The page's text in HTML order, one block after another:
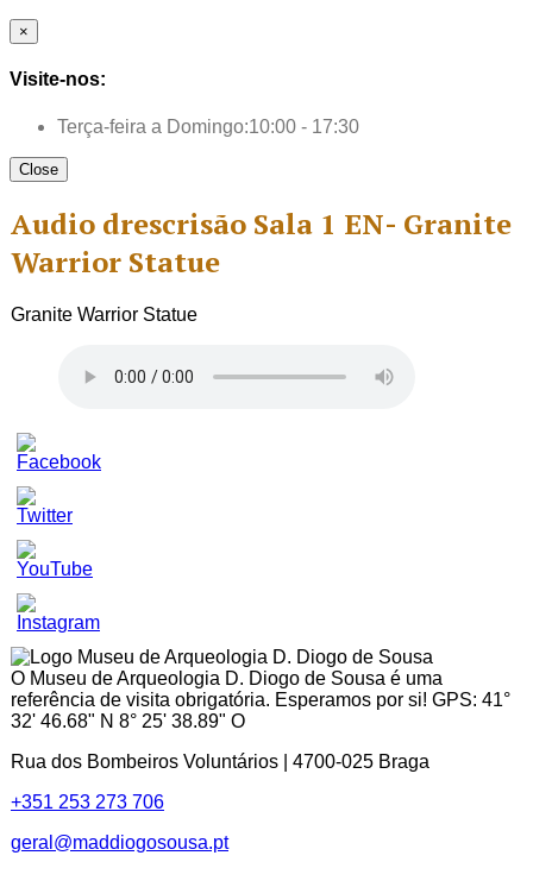
×
Visite-nos:
Terça-feira a Domingo:10:00 - 17:30
Close
Audio drescrisão Sala 1 EN- Granite
Warrior Statue
Granite Warrior Statue
Set
Youtube
Channel
ID
O Museu de Arqueologia D. Diogo de Sousa é uma
referência de visita obrigatória. Esperamos por si! GPS: 41°
32' 46.68" N 8° 25' 38.89" O
Rua dos Bombeiros Voluntários | 4700-025 Braga
+351 253 273 706
geral@maddiogosousa.pt